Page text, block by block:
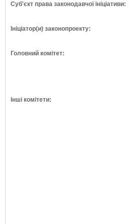
Суб'єкт права законодавчої ініціативи:
Ініціатор(и) законопроекту:
Головний комітет:
Інші комітети: